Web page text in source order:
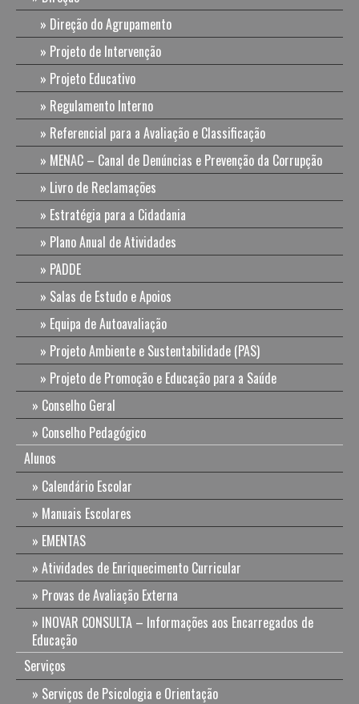
Direção do Agrupamento
Projeto de Intervenção
Projeto Educativo
Regulamento Interno
Referencial para a Avaliação e Classificação
MENAC – Canal de Denúncias e Prevenção da Corrupção
Livro de Reclamações
Estratégia para a Cidadania
Plano Anual de Atividades
PADDE
Salas de Estudo e Apoios
Equipa de Autoavaliação
Projeto Ambiente e Sustentabilidade (PAS)
Projeto de Promoção e Educação para a Saúde
Conselho Geral
Conselho Pedagógico
Alunos
Calendário Escolar
Manuais Escolares
EMENTAS
Atividades de Enriquecimento Curricular
Provas de Avaliação Externa
INOVAR CONSULTA – Informações aos Encarregados de
Educação
Serviços
Serviços de Psicologia e Orientação